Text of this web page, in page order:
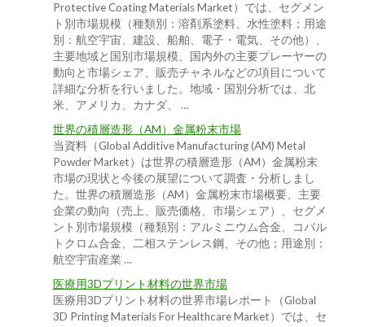
Protective Coating Materials Market）では、セグメン
ト別市場規模（種類別：溶剤系塗料、水性塗料；用途
別：航空宇宙、建設、船舶、電子・電気、その他）、
主要地域と国別市場規模、国内外の主要プレーヤーの
動向と市場シェア、販売チャネルなどの項目について
詳細な分析を行いました。地域・国別分析では、北
米、アメリカ、カナダ、 …
世界の積層造形（AM）金属粉末市場
当資料（Global Additive Manufacturing (AM) Metal
Powder Market）は世界の積層造形（AM）金属粉末
市場の現状と今後の展望について調査・分析しまし
た。世界の積層造形（AM）金属粉末市場概要、主要
企業の動向（売上、販売価格、市場シェア）、セグメ
ント別市場規模（種類別：アルミニウム合金、コバル
トクロム合金、二相ステンレス鋼、その他；用途別：
航空宇宙産業 …
医療用3Dプリント材料の世界市場
医療用3Dプリント材料の世界市場レポート（Global
3D Printing Materials For Healthcare Market）では、セ